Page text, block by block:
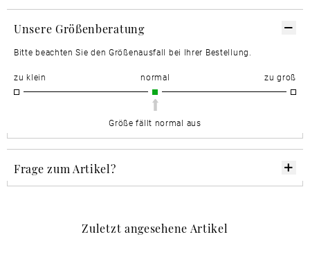
Unsere Größenberatung
Bitte beachten Sie den Größenausfall bei Ihrer Bestellung.
zu klein normal zu groß
Größe fällt normal aus
Frage zum Artikel?
Zuletzt angesehene Artikel